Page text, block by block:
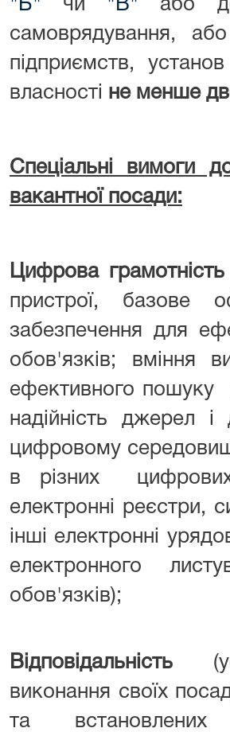
"Б" чи "В" або
самоврядування,
підприємств,
власності не менше
Спеціальні вимоги
вакантної посади:
Цифрова грамотність
пристрої, базове
забезпечення для
обов'язків; вміння
ефективного пошуку
надійність джерел
цифровому
в різних цифрових
електронні реєстри,
інші електронні
електронного
обов'язків);
Відповідальність
виконання своїх
та